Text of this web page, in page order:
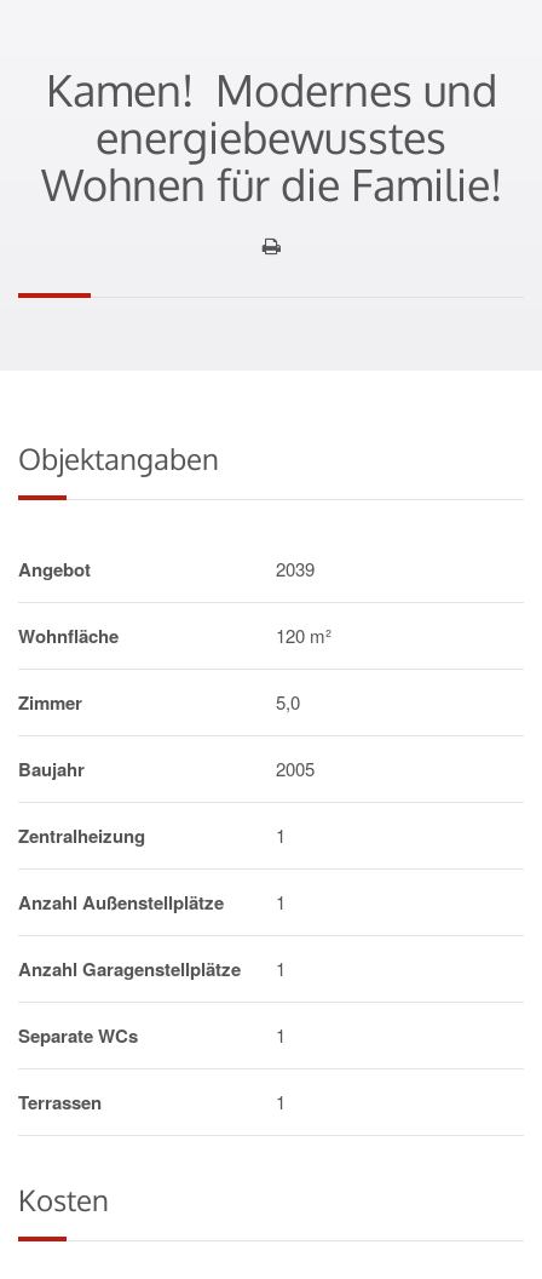
Kamen!  Modernes und
energiebewusstes
Wohnen für die Familie!
Objektangaben
Angebot 2039
Wohnfläche 120 m²
Zimmer 5,0
Baujahr 2005
Zentralheizung 1
Anzahl Außenstellplätze 1
Anzahl Garagenstellplätze 1
Separate WCs 1
Terrassen 1
Kosten